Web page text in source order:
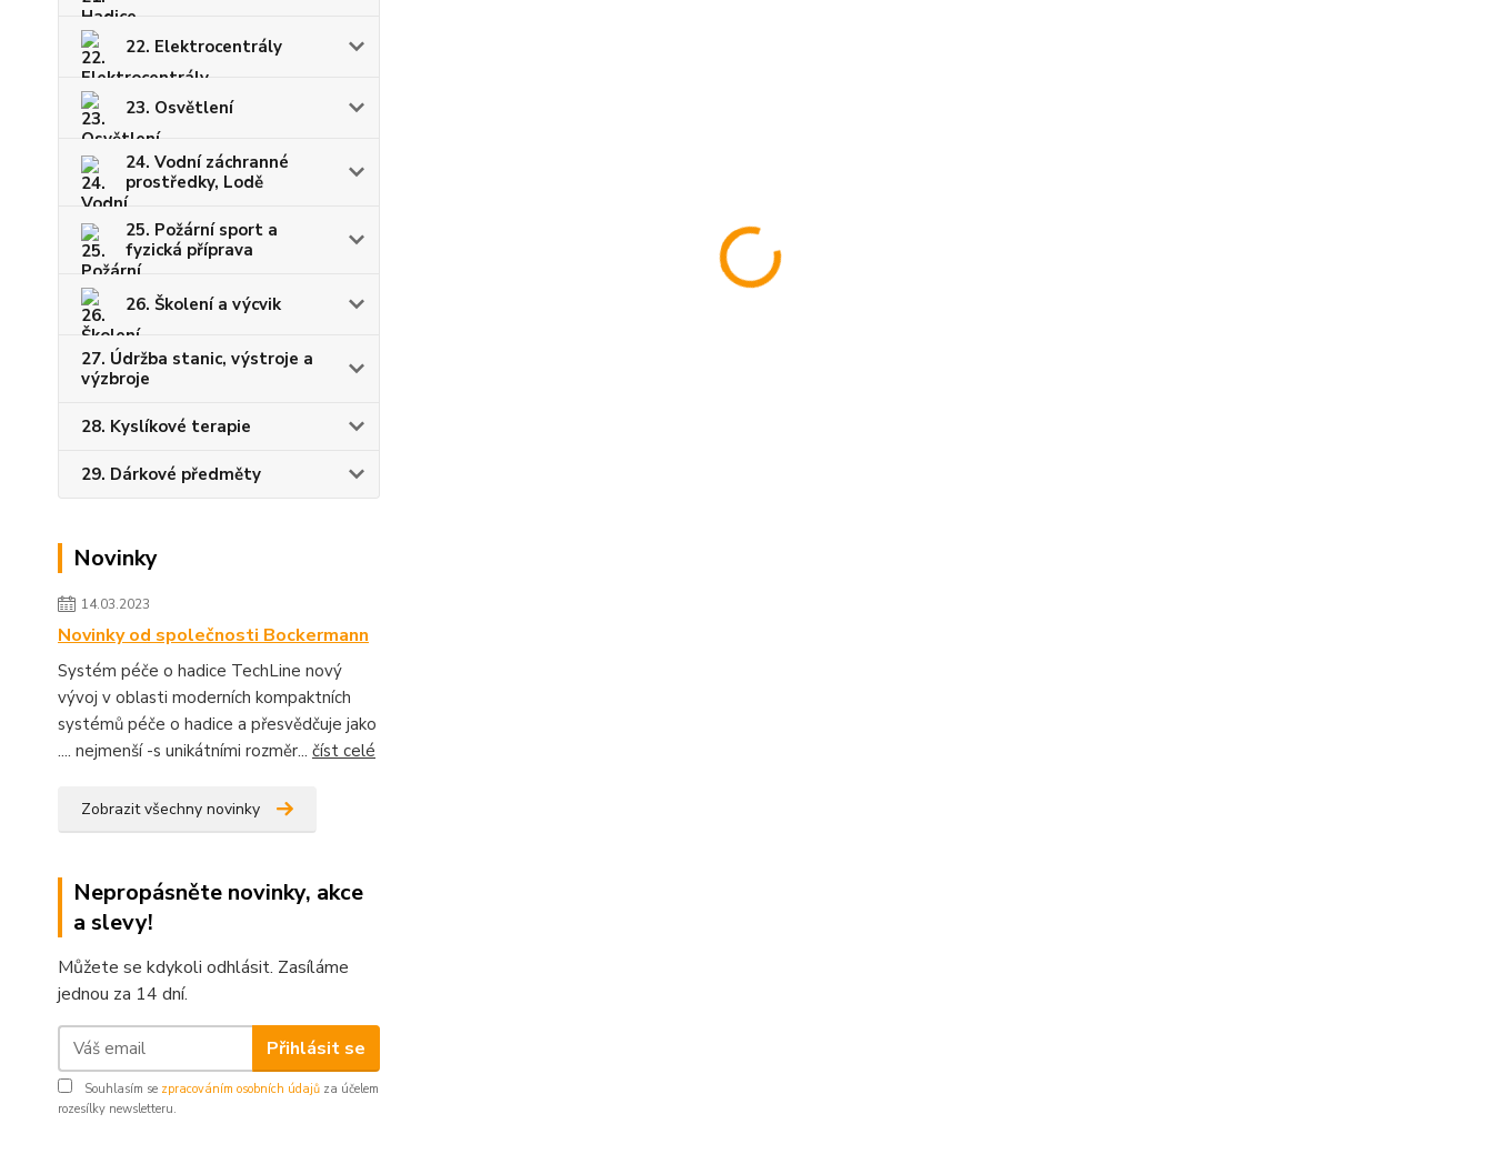
22. Elektrocentrály
23. Osvětlení
24. Vodní záchranné
prostředky, Lodě
25. Požární sport a
fyzická příprava
26. Školení a výcvik
27. Údržba stanic, výstroje a
výzbroje
28. Kyslíkové terapie
29. Dárkové předměty
Novinky
14.03.2023
Novinky od společnosti Bockermann
Systém péče o hadice TechLine nový
vývoj v oblasti moderních kompaktních
systémů péče o hadice a přesvědčuje jako
.... nejmenší -s unikátními rozměr... číst celé
Zobrazit všechny novinky
Nepropásněte novinky, akce
a slevy!
Můžete se kdykoli odhlásit. Zasíláme
jednou za 14 dní.
Přihlásit se
Souhlasím se zpracováním osobních údajů za účelem
rozesílky newsletteru.